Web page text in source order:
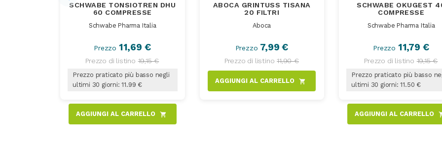
SCHWABE TONSIOTREN DHU
60 COMPRESSE
Schwabe Pharma Italia
Prezzo 11,69 €
Prezzo di listino 19,15 €
Prezzo praticato più basso negli
ultimi 30 giorni: 11.99 €
AGGIUNGI AL CARRELLO shopping_cart
ABOCA GRINTUSS TISANA
20 FILTRI
Aboca
Prezzo 7,99 €
Prezzo di listino 11,90 €
AGGIUNGI AL CARRELLO shopping_cart
SCHWABE OKUGEST
COMPRESSE
Schwabe Pharma Italia
Prezzo 11,79 €
Prezzo di listino 19,15 €
Prezzo praticato più basso
ultimi 30 giorni: 11.50 €
AGGIUNGI AL CARRELLO